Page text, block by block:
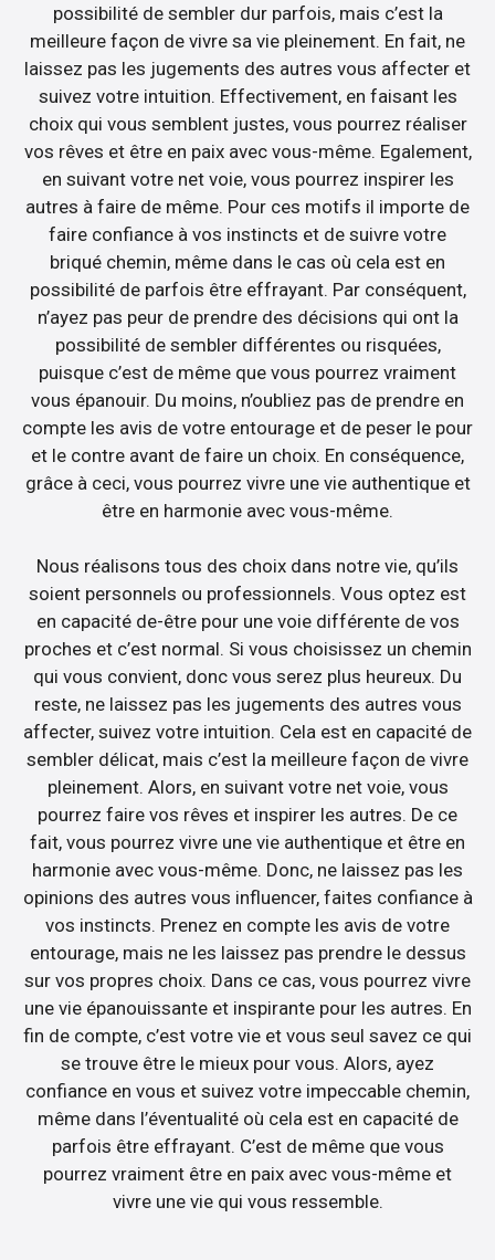
possibilité de sembler dur parfois, mais c’est la
meilleure façon de vivre sa vie pleinement. En fait, ne
laissez pas les jugements des autres vous affecter et
suivez votre intuition. Effectivement, en faisant les
choix qui vous semblent justes, vous pourrez réaliser
vos rêves et être en paix avec vous-même. Egalement,
en suivant votre net voie, vous pourrez inspirer les
autres à faire de même. Pour ces motifs il importe de
faire confiance à vos instincts et de suivre votre
briqué chemin, même dans le cas où cela est en
possibilité de parfois être effrayant. Par conséquent,
n’ayez pas peur de prendre des décisions qui ont la
possibilité de sembler différentes ou risquées,
puisque c’est de même que vous pourrez vraiment
vous épanouir. Du moins, n’oubliez pas de prendre en
compte les avis de votre entourage et de peser le pour
et le contre avant de faire un choix. En conséquence,
grâce à ceci, vous pourrez vivre une vie authentique et
être en harmonie avec vous-même.
Nous réalisons tous des choix dans notre vie, qu’ils
soient personnels ou professionnels. Vous optez est
en capacité de-être pour une voie différente de vos
proches et c’est normal. Si vous choisissez un chemin
qui vous convient, donc vous serez plus heureux. Du
reste, ne laissez pas les jugements des autres vous
affecter, suivez votre intuition. Cela est en capacité de
sembler délicat, mais c’est la meilleure façon de vivre
pleinement. Alors, en suivant votre net voie, vous
pourrez faire vos rêves et inspirer les autres. De ce
fait, vous pourrez vivre une vie authentique et être en
harmonie avec vous-même. Donc, ne laissez pas les
opinions des autres vous influencer, faites confiance à
vos instincts. Prenez en compte les avis de votre
entourage, mais ne les laissez pas prendre le dessus
sur vos propres choix. Dans ce cas, vous pourrez vivre
une vie épanouissante et inspirante pour les autres. En
fin de compte, c’est votre vie et vous seul savez ce qui
se trouve être le mieux pour vous. Alors, ayez
confiance en vous et suivez votre impeccable chemin,
même dans l’éventualité où cela est en capacité de
parfois être effrayant. C’est de même que vous
pourrez vraiment être en paix avec vous-même et
vivre une vie qui vous ressemble.